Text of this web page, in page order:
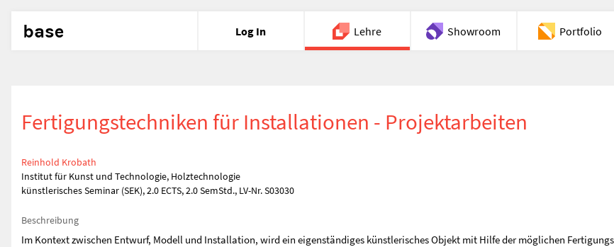
base Log In Lehre Showroom Portfolio
Fertigungstechniken für Installationen - Projektarbeiten
Reinhold Krobath
Institut für Kunst und Technologie, Holztechnologie
künstlerisches Seminar (SEK), 2.0 ECTS, 2.0 SemStd., LV-Nr. S03030
Beschreibung
Im Kontext zwischen Entwurf, Modell und Installation, wird ein eigenständiges künstlerisches Objekt mit Hilfe der möglichen